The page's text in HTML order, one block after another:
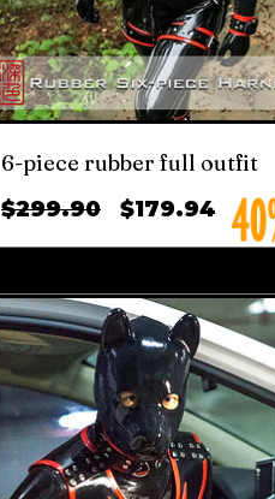
6-piece rubber full outfit
$299.90
ราคา
$179.94 ราคา
ขาย